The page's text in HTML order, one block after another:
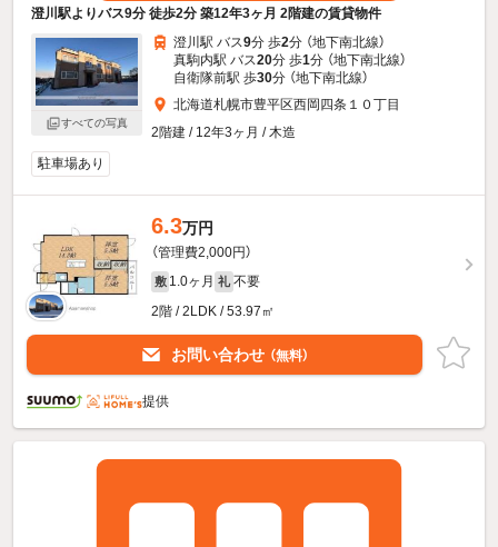
澄川駅よりバス9分 徒歩2分 築12年3ヶ月 2階建の賃貸物件
すべての写真
澄川駅 バス9分 歩2分 （地下南北線）
真駒内駅 バス20分 歩1分 （地下南北線）
自衛隊前駅 歩30分 （地下南北線）
北海道札幌市豊平区西岡四条１０丁目
2階建 / 12年3ヶ月 / 木造
駐車場あり
6.3万円
（管理費2,000円）
敷 1.0ヶ月 礼 不要
2階 / 2LDK / 53.97㎡
お問い合わせ （無料）
提供